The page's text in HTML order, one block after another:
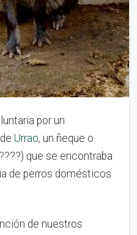
por un
Urrao, un ñeque o
que se encontraba
de perros domésticos
de nuestros